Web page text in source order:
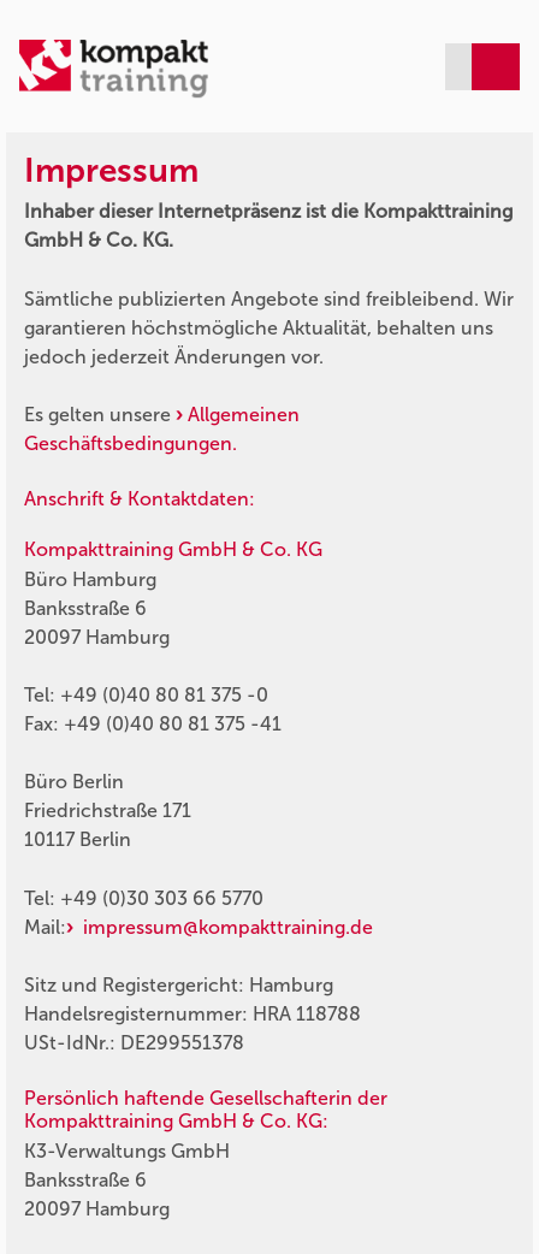
Impressum
Inhaber dieser Internetpräsenz ist die Kompakttraining
GmbH & Co. KG.
Sämtliche publizierten Angebote sind freibleibend. Wir
garantieren höchstmögliche Aktualität, behalten uns
jedoch jederzeit Änderungen vor.
Es gelten unsere
Allgemeinen
Geschäftsbedingungen.
Anschrift & Kontaktdaten:
Kompakttraining GmbH & Co. KG
Büro Hamburg
Banksstraße 6
20097 Hamburg
Tel: +49 (0)40 80 81 375 -0
Fax: +49 (0)40 80 81 375 -41
Büro Berlin
Friedrichstraße 171
10117 Berlin
Tel: +49 (0)30 303 66 5770
Mail:
impressum@kompakttraining.de
Sitz und Registergericht: Hamburg
Handelsregisternummer: HRA 118788
USt-IdNr.: DE299551378
Persönlich haftende Gesellschafterin der
Kompakttraining GmbH & Co. KG:
K3-Verwaltungs GmbH
Banksstraße 6
20097 Hamburg